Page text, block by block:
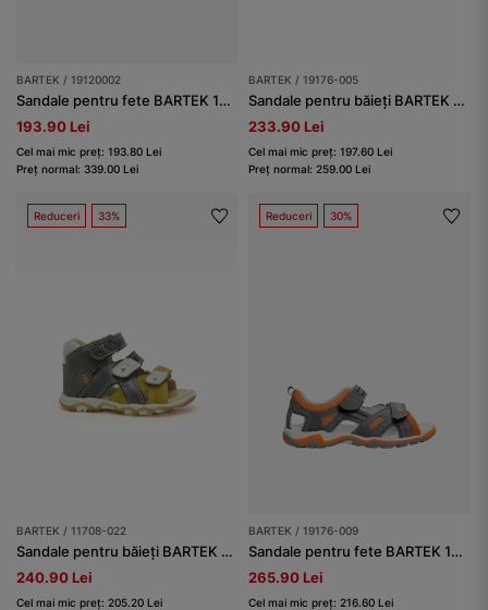
BARTEK / 19120002
Sandale pentru fete BARTEK 19120002, gri-alb
193.90 Lei
Cel mai mic preț: 193.80 Lei
Preț normal: 339.00 Lei
BARTEK / 19176-005
Sandale pentru băieți BARTEK 19176-005, negru-gri
233.90 Lei
Cel mai mic preț: 197.60 Lei
Preț normal: 259.00 Lei
Reduceri 33%
BARTEK / 11708-022
Sandale pentru băieți BARTEK 11708-022, gri-auriu
240.90 Lei
Cel mai mic preț: 205.20 Lei
Reduceri 30%
BARTEK / 19176-009
Sandale pentru fete BARTEK 19176-009, gri-portocaliu
265.90 Lei
Cel mai mic preț: 216.60 Lei